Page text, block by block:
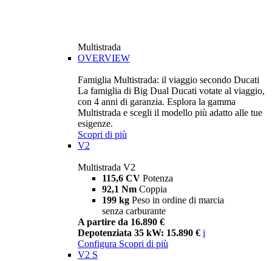
Multistrada
OVERVIEW
Famiglia Multistrada: il viaggio secondo Ducati
La famiglia di Big Dual Ducati votate al viaggio,
con 4 anni di garanzia. Esplora la gamma
Multistrada e scegli il modello più adatto alle tue
esigenze.
Scopri di più
V2
Multistrada V2
115,6 CV Potenza
92,1 Nm Coppia
199 kg Peso in ordine di marcia
senza carburante
A partire da 16.890 €
Depotenziata 35 kW: 15.890 € i
Configura Scopri di più
V2 S